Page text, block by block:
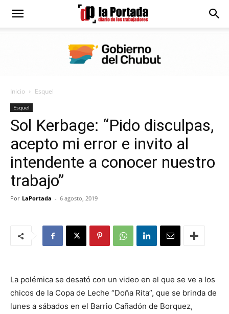
Diario
Portada
Inicio Esquel
Esquel
Sol Kerbage: “Pido disculpas,
acepto mi error e invito al
intendente a conocer nuestro
trabajo”
Por LaPortada - 6 agosto, 2019
La polémica se desató con un video en el que se ve a los
chicos de la Copa de Leche “Doña Rita”, que se brinda de
lunes a sábados en el Barrio Cañadón de Borquez,